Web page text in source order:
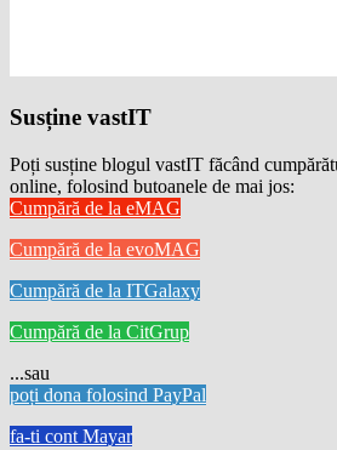
Susține vastIT
Poți susține blogul vastIT făcând
online, folosind butoanele de mai jos:
Cumpără de la eMAG
Cumpără de la evoMAG
Cumpără de la ITGalaxy
Cumpără de la CitGrup
...sau
poți dona folosind PayPal
fa-ti cont Mayar